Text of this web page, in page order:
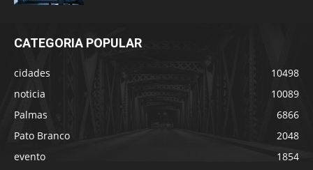
CATEGORIA POPULAR
cidades
10498
noticia
10089
Palmas
6866
Pato Branco
2048
evento
1854